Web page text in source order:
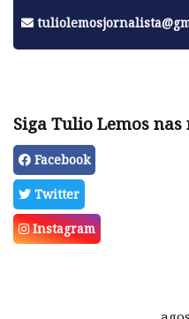
Siga Tulio Lemos nas
Facebook
Twitter
Instagram